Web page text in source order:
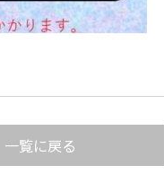
一覧に戻る